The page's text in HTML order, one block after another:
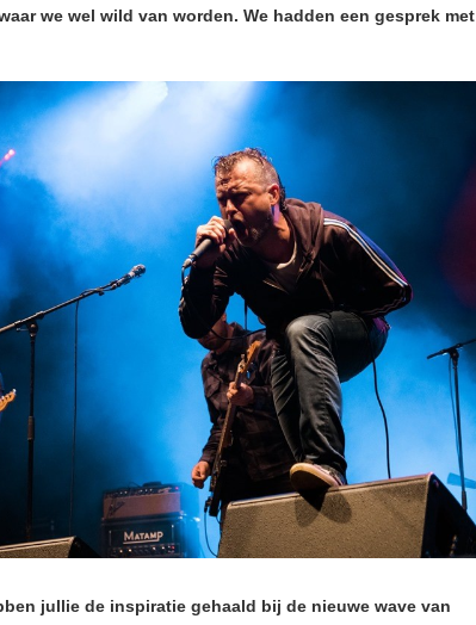
we wel wild van worden. We hadden een gesprek met
jullie de inspiratie gehaald bij de nieuwe wave van